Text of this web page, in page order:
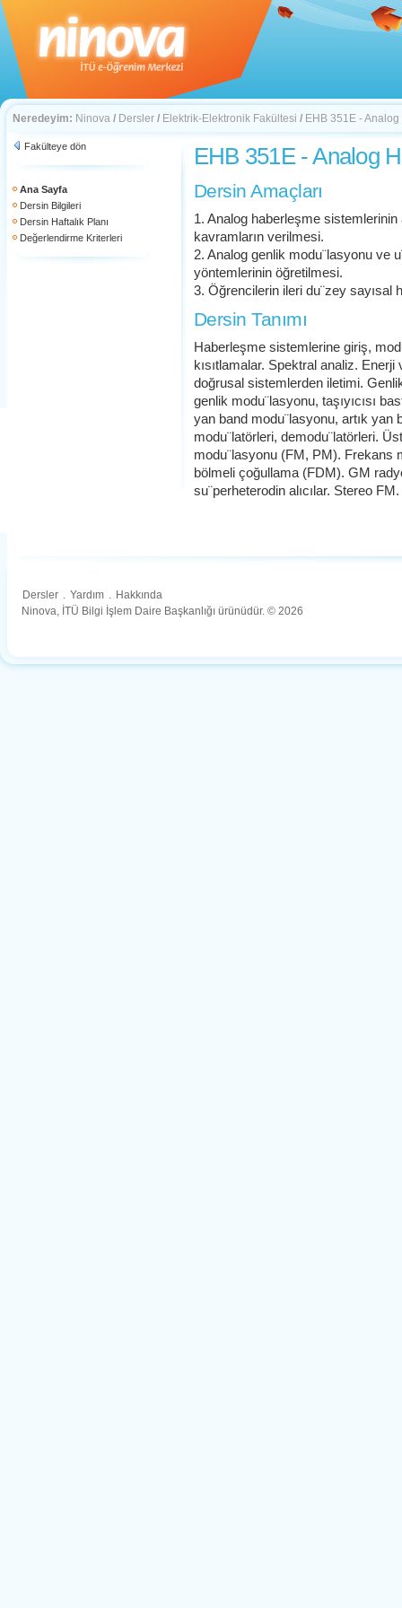
Neredeyim: Ninova / Dersler / Elektrik-Elektronik Fakültesi / EHB 351E -
Fakülteye dön
Ana Sayfa
Dersin Bilgileri
Dersin Haftalık Planı
Değerlendirme Kriterleri
EHB 351E - Analog
Dersin Amaçları
1. Analog haberleşme
kavramların verilmesi.
2. Analog genlik modu¨lasyonu ve
yöntemlerinin öğretilmesi.
3. Öğrencilerin ileri du¨zey sayısal
Dersin Tanımı
Haberleşme sistemlerine giriş,
kısıtlamalar. Spektral analiz.
doğrusal sistemlerden iletimi.
genlik modu¨lasyonu, taşıyıcısı
yan band modu¨lasyonu, artık yan
modu¨latörleri, demodu¨latörleri.
modu¨lasyonu (FM, PM). Frekans
bölmeli çoğullama (FDM). GM radyo
su¨perheterodin alıcılar. Stereo FM.
Dersler . Yardım . Hakkında
Ninova, İTÜ Bilgi İşlem Daire Başkanlığı ürünüdür. © 2026